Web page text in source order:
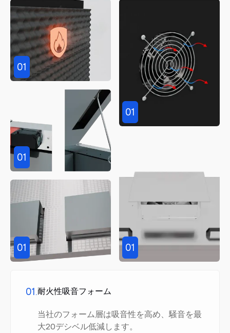
01
01
01
01 01
01.耐火性吸音フォーム
当社のフォーム層は吸音性を高め、騒音を最
大20デシベル低減します。